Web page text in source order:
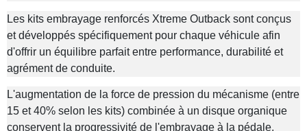
Les kits embrayage renforcés Xtreme Outback sont conçus
et développés spécifiquement pour chaque véhicule afin
d'offrir un équilibre parfait entre performance, durabilité et
agrément de conduite.
L'augmentation de la force de pression du mécanisme (entre
15 et 40% selon les kits) combinée à un disque organique
conservent la progressivité de l'embrayage à la pédale.